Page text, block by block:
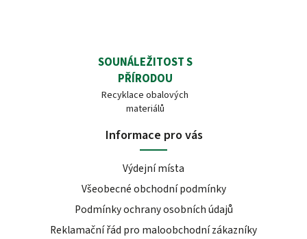
SOUNÁLEŽITOST S
PŘÍRODOU
Recyklace obalových
materiálů
Informace pro vás
Výdejní místa
Všeobecné obchodní podmínky
Podmínky ochrany osobních údajů
Reklamační řád pro maloobchodní zákazníky